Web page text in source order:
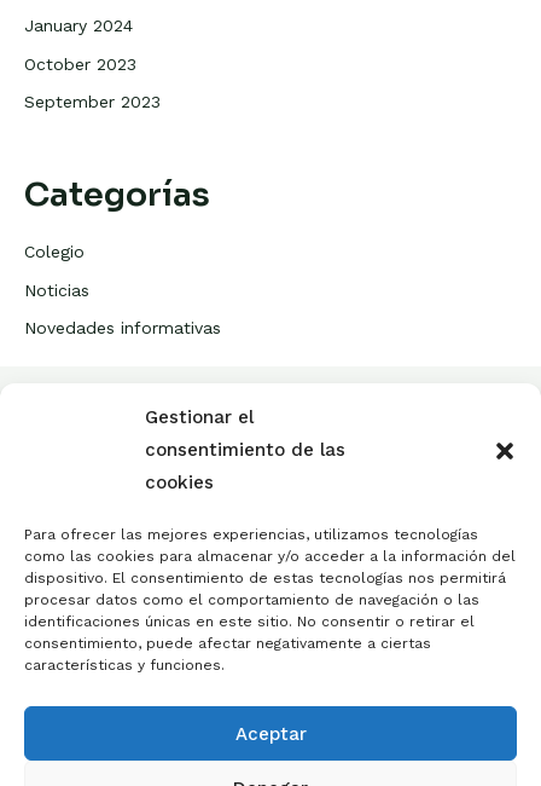
Gestionar el
consentimiento de las
cookies
Para ofrecer las mejores experiencias, utilizamos tecnologías
como las cookies para almacenar y/o acceder a la información del
dispositivo. El consentimiento de estas tecnologías nos permitirá
procesar datos como el comportamiento de navegación o las
identificaciones únicas en este sitio. No consentir o retirar el
consentimiento, puede afectar negativamente a ciertas
características y funciones.
Aceptar
January 2024
October 2023
September 2023
Categorías
Colegio
Noticias
Novedades informativas
El Colegio de Mediadores de seguros
de Lugo, representa y defiende los
colegiados.